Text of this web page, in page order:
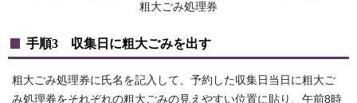
粗大ごみ処理券
手順3 収集日に粗大ごみを出す
粗大ごみ処理券に氏名を記入して、予約した収集日当日に粗大ご
み処理券をそれぞれの粗大ごみの見えやすい位置に貼り、午前8時